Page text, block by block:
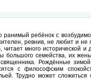
ранимый ребёнок с
ревнив, не любит и
много исторической и
большого семейства, их
Рождённые
с философским
Трудно может